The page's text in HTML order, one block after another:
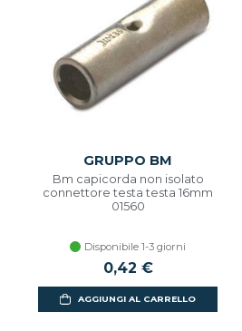
GRUPPO BM
Bm capicorda non isolato
connettore testa testa 16mm
01560
Disponibile 1-3 giorni
0,42 €
AGGIUNGI AL CARRELLO